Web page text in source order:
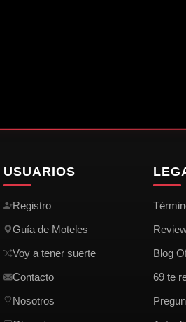
LUQUE
USUARIOS
Registro
Guía de Moteles
Voy a tener suerte
Contacto
Nosotros
Blog
69 te